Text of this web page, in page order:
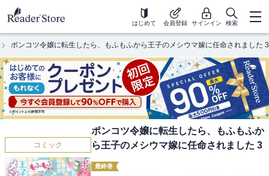
はじめて 会員登録 サインイン 検索
ポンコツ令嬢に転生したら、もふもふから王子のメシウマ嫁に任命されました 3
コミック
ポンコツ令嬢に転生したら、もふもふか
ら王子のメシウマ嫁に任命されました 3
最終巻